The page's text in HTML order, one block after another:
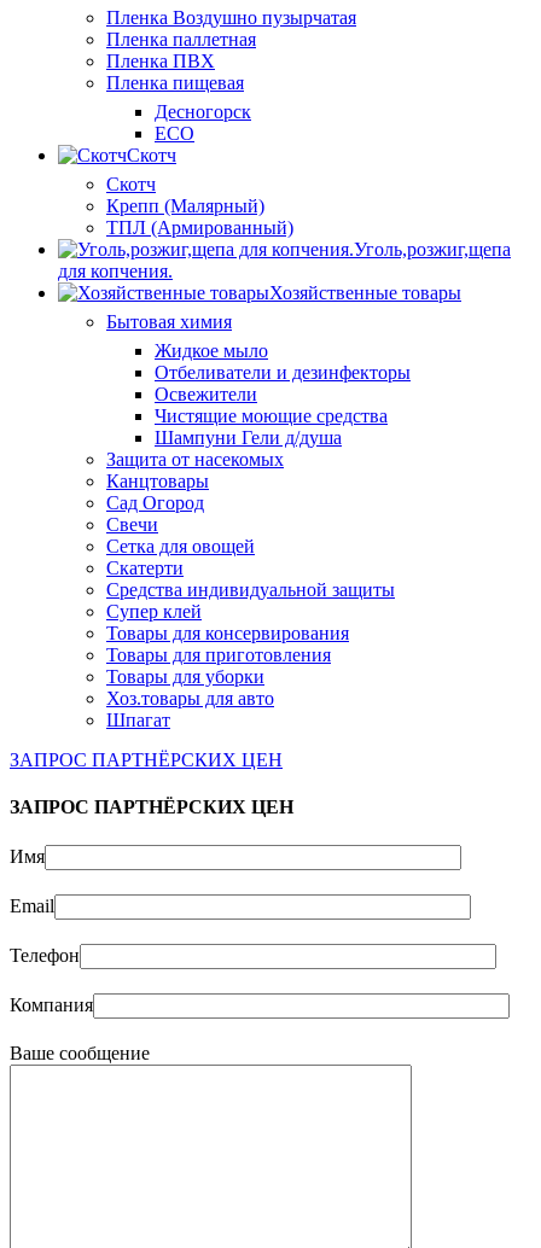
Пленка Воздушно пузырчатая
Пленка паллетная
Пленка ПВХ
Пленка пищевая
Десногорск
ECO
Скотч
Скотч
Крепп (Малярный)
ТПЛ (Армированный)
Уголь,розжиг,щепа
для копчения.
Хозяйственные товары
Бытовая химия
Жидкое мыло
Отбеливатели и дезинфекторы
Освежители
Чистящие моющие средства
Шампуни Гели д/душа
Защита от насекомых
Канцтовары
Сад Огород
Свечи
Сетка для овощей
Скатерти
Средства индивидуальной защиты
Супер клей
Товары для консервирования
Товары для приготовления
Товары для уборки
Хоз.товары для авто
Шпагат
ЗАПРОС ПАРТНЁРСКИХ ЦЕН
ЗАПРОС ПАРТНЁРСКИХ ЦЕН
Имя
Email
Телефон
Компания
Ваше сообщение